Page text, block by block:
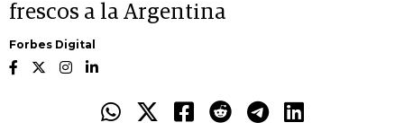
frescos a la Argentina
Forbes Digital